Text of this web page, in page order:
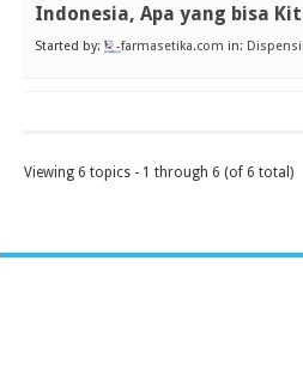
Indonesia, Apa yang bisa
Started by: farmasetika.com in:
Viewing 6 topics - 1 through 6 (of 6 total)